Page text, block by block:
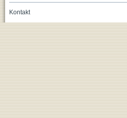
Kontakt